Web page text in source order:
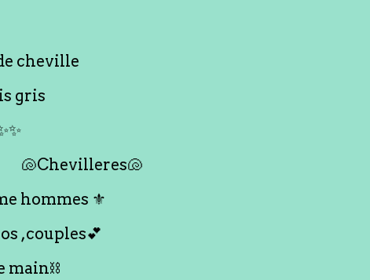
cheville
gris
🐚Chevilleres🐚
hommes ⚜️
,couples💕
main⛓️